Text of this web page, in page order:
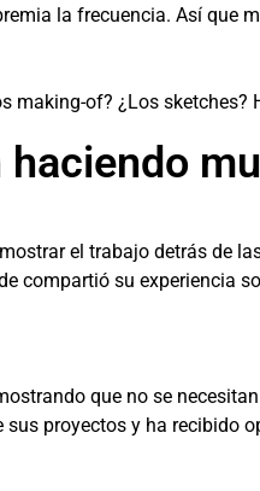
la frecuencia. Así que
of? ¿Los sketches?
el trabajo detrás de
compartió su experiencia
que no se
proyectos y ha recibido